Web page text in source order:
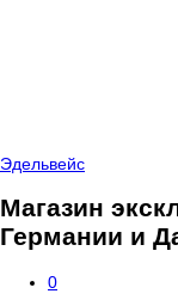
Эдельвейс
Магазин
Германии и
0